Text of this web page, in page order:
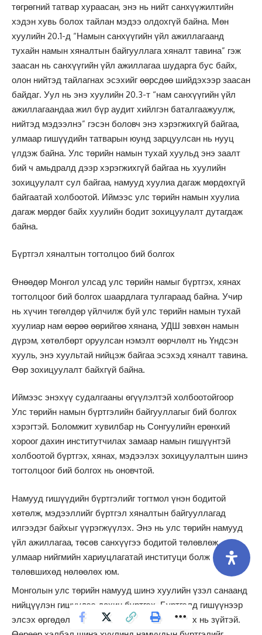
төгрөгний татвар хураасан, энэ нь нийт санхүүжилтийн
хэдэн хувь болох тайлан мэдээ олдохгүй байна. Мөн
хуулийн 20.1-д “Намын санхүүгийн үйл ажиллагаанд
тухайн намын хяналтын байгууллага хяналт тавина” гэж
заасан нь санхүүгийн үйл ажиллагаа шударга бус байх,
олон нийтэд тайлагнах эсэхийг өөрсдөө шийдэхээр заасан
байдаг. Уул нь энэ хуулийн 20.3-т “нам санхүүгийн үйл
ажиллагаандаа жил бүр аудит хийлгэн баталгаажуулж,
нийтэд мэдээлнэ” гэсэн боловч энэ хэрэгжихгүй байгаа,
улмаар гишүүдийн татварын юунд зарцуулсан нь нууц
үлдэж байна. Улс төрийн намын тухай хуульд энэ заалт
бий ч амьдралд дээр хэрэгжихгүй байгаа нь хуулийн
зохицуулалт сул байгаа, намууд хуулиа дагаж мөрдөхгүй
байгаатай холбоотой. Иймээс улс төрийн намын хуулиа
дагаж мөрдөг байх хуулийн бодит зохицуулалт дутагдаж
байна.
Бүртгэл хяналтын тогтолцоо бий болгох
Өнөөдөр Монгол улсад улс төрийн намыг бүртгэх, хянах
тогтолцоог бий болгох шаардлага тулгараад байна. Учир
нь хүчин төгөлдөр үйлчилж буй улс төрийн намын тухай
хуулиар нам өөрөө өөрийгөө хянана, УДШ зөвхөн намын
дүрэм, хөтөлбөрт оруулсан нэмэлт өөрчлөлт нь Үндсэн
хууль, энэ хуультай нийцэж байгаа эсэхэд хяналт тавина.
Өөр зохицуулалт байхгүй байна.
Иймээс энэхүү судалгааны өгүүлэлтэй холбоотойгоор
Улс төрийн намын бүртгэлийн байгууллагыг бий болгох
хэрэгтэй. Боломжит хувилбар нь Сонгуулийн ерөнхий
хороог дахин институтчилах замаар намын гишүүнтэй
холбоотой бүртгэх, хянах, мэдээлэх зохицуулалтын шинэ
тогтолцоог бий болгох нь оновчтой.
Намууд гишүүдийн бүртгэлийг тогтмол үнэн бодитой
хөтөлж, мэдээллийг бүртгэл хяналтын байгууллагад
илгээдэг байхыг үүрэгжүүлэх. Энэ нь улс төрийн намууд
үйл ажиллагаа, төсөв санхүүгээ бодитой төлөвлөж,
улмаар нийгмийн хариуцлагатай институци болж
төлөвшихөд нөлөөлөх юм.
Монголын улс төрийн намууд шинэ хуулийн үзэл санаанд
нийцүүлэн гишүүдээ дахин бүртгэх. Бүртгэлд гишүүнээр
элсэх өргөдөл /эсвэл мэдэгдэл/-ийг ашиглах нь зүйтэй.